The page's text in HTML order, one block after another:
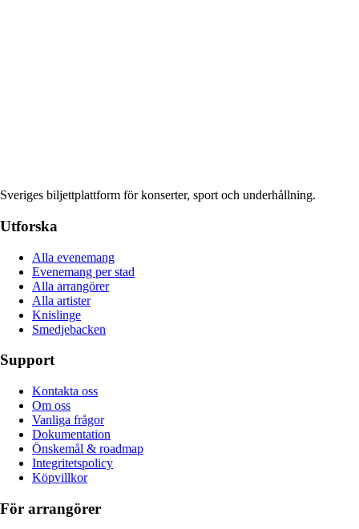
Sveriges biljettplattform för konserter, sport och underhållning.
Utforska
Alla evenemang
Evenemang per stad
Alla arrangörer
Alla artister
Knislinge
Smedjebacken
Support
Kontakta oss
Om oss
Vanliga frågor
Dokumentation
Önskemål & roadmap
Integritetspolicy
Köpvillkor
För arrangörer